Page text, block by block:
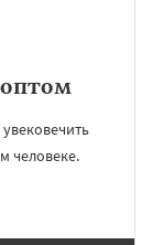
человеке.